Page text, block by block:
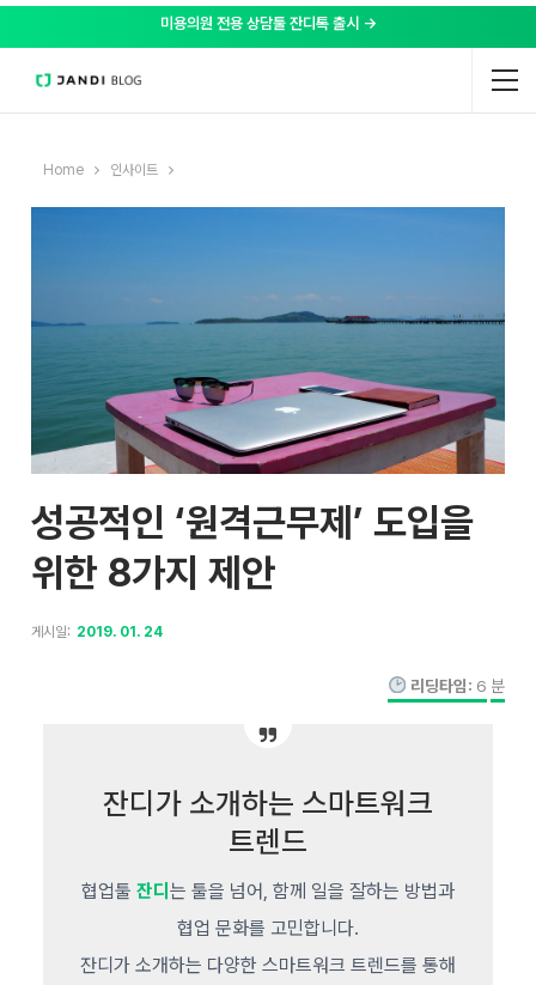
미용의원 전용 상담툴 잔디톡 출시 →
Home 인사이트
성공적인 ‘원격근무제’ 도입을
위한 8가지 제안
게시일: 2019. 01. 24
리딩타임: 6 분
잔디가 소개하는 스마트워크
트렌드
협업툴 잔디 는 툴을 넘어, 함께 일을 잘하는 방법과
협업 문화를 고민합니다.
잔디가 소개하는 다양한 스마트워크 트렌드를 통해